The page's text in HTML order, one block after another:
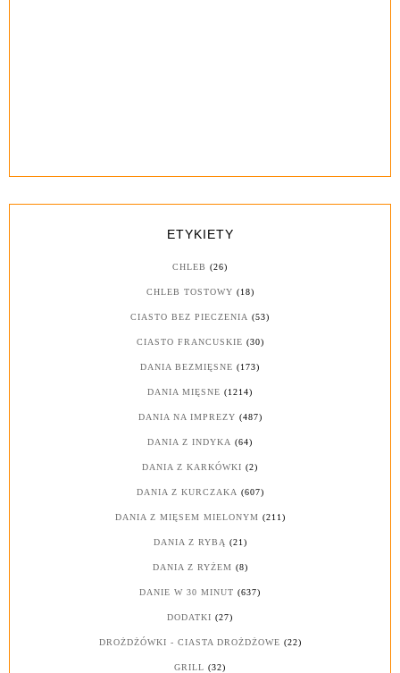
ETYKIETY
CHLEB (26)
CHLEB TOSTOWY (18)
CIASTO BEZ PIECZENIA (53)
CIASTO FRANCUSKIE (30)
DANIA BEZMIĘSNE (173)
DANIA MIĘSNE (1214)
DANIA NA IMPREZY (487)
DANIA Z INDYKA (64)
DANIA Z KARKÓWKI (2)
DANIA Z KURCZAKA (607)
DANIA Z MIĘSEM MIELONYM (211)
DANIA Z RYBĄ (21)
DANIA Z RYŻEM (8)
DANIE W 30 MINUT (637)
DODATKI (27)
DROŻDŻÓWKI - CIASTA DROŻDŻOWE (22)
GRILL (32)